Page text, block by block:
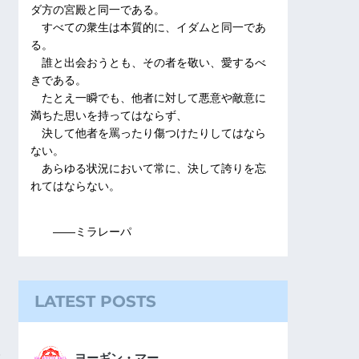
ダ方の宮殿と同一である。
すべての衆生は本質的に、イダムと同一であ
る。
誰と出会おうとも、その者を敬い、愛するべ
きである。
たとえ一瞬でも、他者に対して悪意や敵意に
満ちた思いを持ってはならず、
決して他者を罵ったり傷つけたりしてはなら
ない。
あらゆる状況において常に、決して誇りを忘
れてはならない。
――ミラレーパ
LATEST POSTS